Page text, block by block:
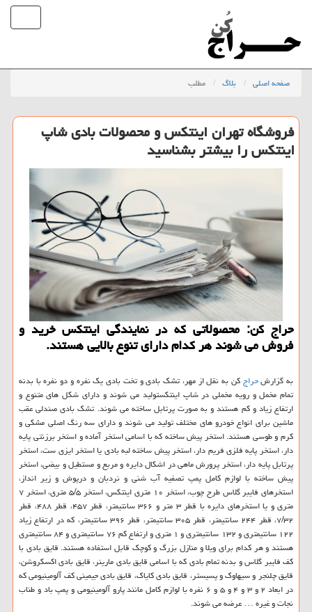
صفحه اصلی بلاگ مطلب
فروشگاه تهران اینتكس و محصولات بادی شاپ
اینتكس را بیشتر بشناسید
حراج كن: محصولاتی كه در نمایندگی اینتكس خرید و
فروش می شوند هر كدام دارای تنوع بالایی هستند.
به گزارشحراجكن به نقل از مهر، تشك بادی و تخت بادی یك نفره و دو نفره با بدنه
تمام مخمل و رویه مخملی در شاپ اینتكستولید می شوند و دارای شكل های متنوع و
ارتفاع زیاد و كم هستند و به صورت پرتابل ساخته می شوند. تشك بادی صندلی عقب
ماشین برای انواع خودرو های مختلف تولید می شوند و دارای سه رنگ اصلی مشكی و
كرم و طوسی هستند. استخر پیش ساخته كه با اسامی استخر آماده و استخر برزنتی پایه
دار، استخر پایه فلزی فریم دار، استخر پیش ساخته لبه بادی یا استخر ایزی ست، استخر
پرتابل پایه دار، استخر پرورش ماهی در اشكال دایره و مربع و مستطیل و بیضی، استخر
پیش ساخته با لوازم كامل پمپ تصفیه آب شنی و نردبان و درپوش و زیر انداز،
استخرهای فایبر گلاس طرح چوب، استخر ۱۰ متری اینتكس، استخر ۵/۵ متری، استخر ۷
متری و یا استخرهای دایره با قطر ۳ متر و ۳۶۶ سانتیمتر، قطر ۴۵۷، قطر ۴۸۸، قطر
۷/۳۲، قطر ۲۴۴ سانتیمتر، قطر ۳۰۵ سانتیمتر، قطر ۳۹۶ سانتیمتر، كه در ارتفاع زیاد
۱۲۲ سانتیمتری و ۱۳۲ سانتیمتری و ۱ متری و ارتفاع كم ۷۶ سانتیمتری و ۸۴ سانتیمتری
هستند و هر كدام برای ویلا و منازل بزرگ و كوچك قابل استفاده هستند. قایق بادی با
كف فایبر گلاس و بدنه تمام بادی كه با اسامی قایق بادی مارینر، قایق بادی اكسكروشن،
قایق چلنجر و سیهاوك و پسیستر، قایق بادی كایاك، قایق بادی جیمینی كف آلومینیومی كه
در ابعاد ۲ و ۳ و ۴ و ۵ و ۶ نفره با لوازم كامل مانند پارو آلومینیومی و پمپ باد و طناب
نجات و غیره … عرضه می شوند.